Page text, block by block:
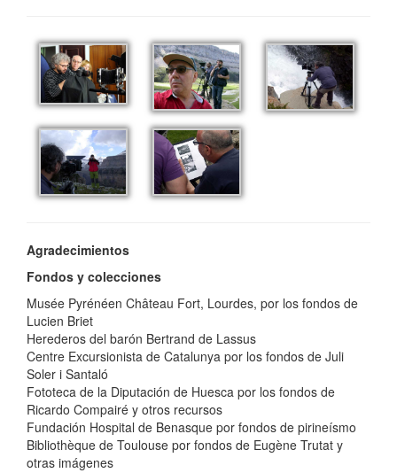
Agradecimientos
Fondos y colecciones
Musée Pyrénéen Château Fort, Lourdes, por los fondos de
Lucien Briet
Herederos del barón Bertrand de Lassus
Centre Excursionista de Catalunya por los fondos de Juli
Soler i Santaló
Fototeca de la Diputación de Huesca por los fondos de
Ricardo Compairé y otros recursos
Fundación Hospital de Benasque por fondos de pirineísmo
Bibliothèque de Toulouse por fondos de Eugène Trutat y
otras imágenes